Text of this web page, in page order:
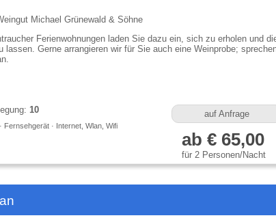
Michael Grünewald & Söhne
Ferienwohnungen laden Sie dazu ein, sich zu erholen und
lassen. Gerne arrangieren wir für Sie auch eine Weinprobe;
10
Fernsehgerät · Internet, Wlan, Wifi
auf Anfrage
ab € 65,00
für 2 Personen/Nacht